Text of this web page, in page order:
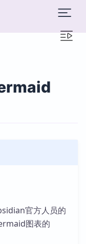
官方人员的
图表的